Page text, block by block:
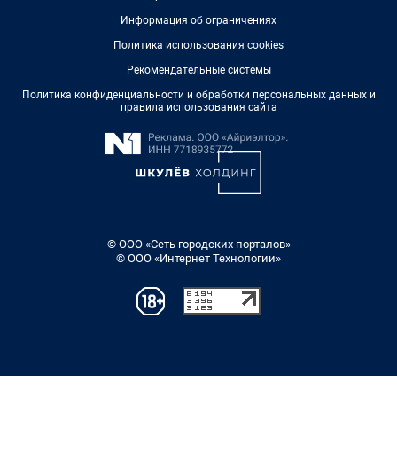
Информация об ограничениях
Политика использования cookies
Рекомендательные системы
Политика конфиденциальности и обработки персональных данных и
правила использования сайта
© ООО «Сеть городских порталов»
© ООО «Интернет Технологии»